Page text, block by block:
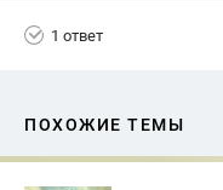
1 ответ
ПОХОЖИЕ ТЕМЫ